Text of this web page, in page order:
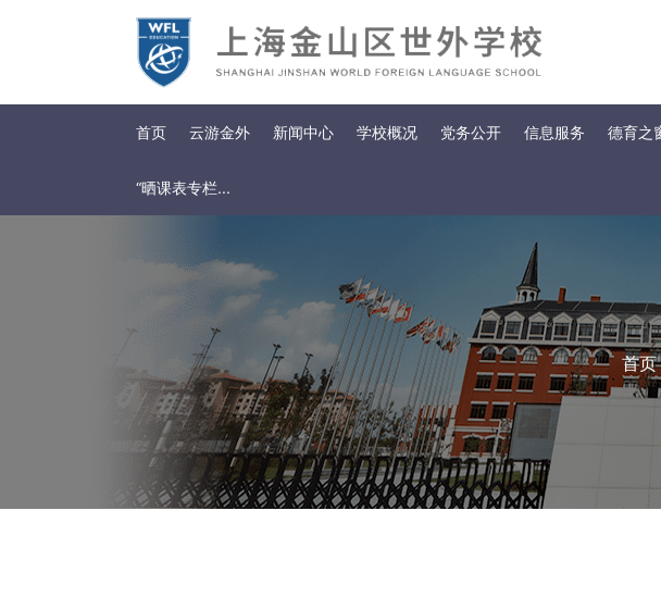
首页 云游金外 新闻中心 学校概况 党务公开 信息服务 德育之
“晒课表专栏...
首页